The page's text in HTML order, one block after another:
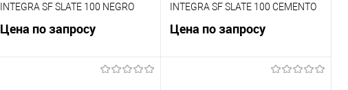
INTEGRA SF SLATE 100 NEGRO
Цена по запросу
INTEGRA SF SLATE 100 CEMENTO
Цена по запросу